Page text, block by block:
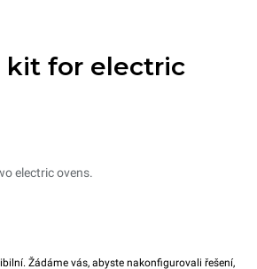
kit for electric
electric ovens.
Žádáme vás, abyste nakonfigurovali řešení,